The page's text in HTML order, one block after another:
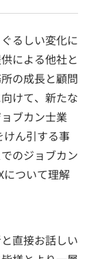
るしい変化に
による他社と
の成長と顧問
けて、新たな
ブカン士業
けん引する事
のジョブカン
について理解
直接お話しい